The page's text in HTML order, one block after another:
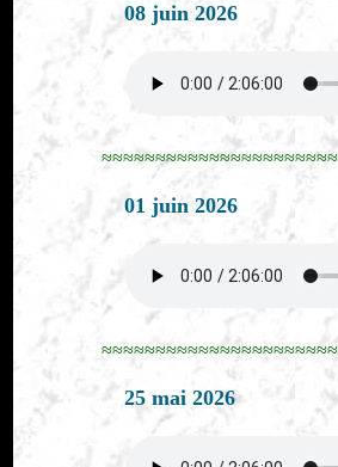
08 juin 2026
01 juin 2026
25 mai 2026